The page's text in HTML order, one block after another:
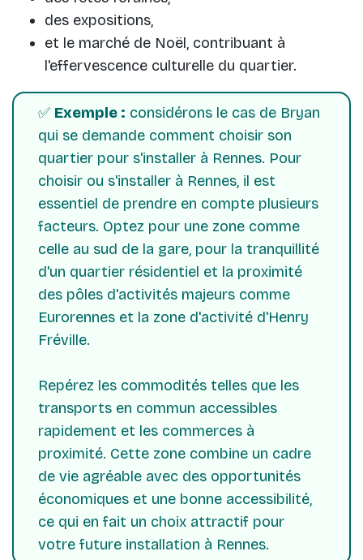
des expositions,
et le marché de Noël, contribuant à
l'effervescence culturelle du quartier.
✅ Exemple : considérons le cas de Bryan
qui se demande comment choisir son
quartier pour s'installer à Rennes. Pour
choisir ou s'installer à Rennes, il est
essentiel de prendre en compte plusieurs
facteurs. Optez pour une zone comme
celle au sud de la gare, pour la tranquillité
d'un quartier résidentiel et la proximité
des pôles d'activités majeurs comme
Eurorennes et la zone d'activité d'Henry
Fréville.
Repérez les commodités telles que les
transports en commun accessibles
rapidement et les commerces à
proximité. Cette zone combine un cadre
de vie agréable avec des opportunités
économiques et une bonne accessibilité,
ce qui en fait un choix attractif pour
votre future installation à Rennes.